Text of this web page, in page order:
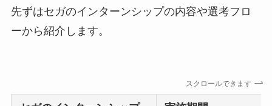
先ずはセガのインターンシップの内容や選考フロ
ーから紹介します。
スクロールできます